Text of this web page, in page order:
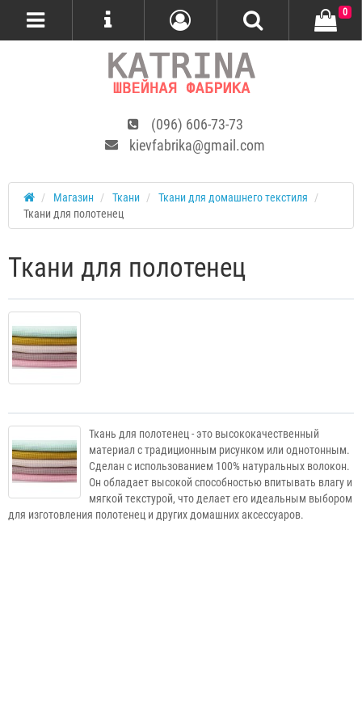
(096) 606-73-73
kievfabrika@gmail.com
0
Магазин Ткани
Ткани для домашнего текстиля
Ткани для полотенец
Ткани для полотенец
Ткань для полотенец - это высококачественный
материал с традиционным рисунком или однотонным.
Сделан с использованием 100% натуральных волокон.
Он обладает высокой способностью впитывать влагу и
мягкой текстурой, что делает его идеальным выбором
для изготовления полотенец и других домашних аксессуаров.